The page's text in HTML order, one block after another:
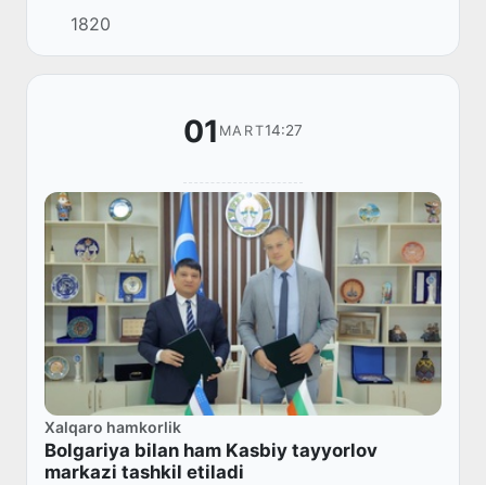
1820
01 MART14:27
Xalqaro hamkorlik
Bolgariya bilan ham Kasbiy tayyorlov
markazi tashkil etiladi